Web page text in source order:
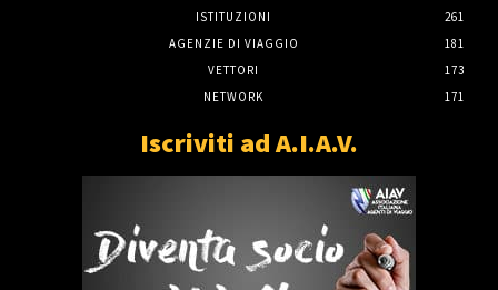
ISTITUZIONI
261
AGENZIE DI VIAGGIO
181
VETTORI
173
NETWORK
171
Iscriviti ad A.I.A.V.